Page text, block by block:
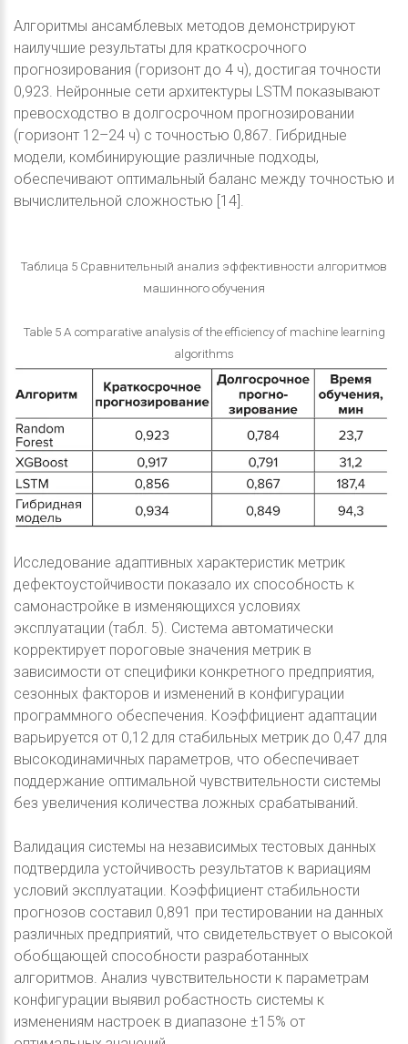
Алгоритмы ансамблевых методов демонстрируют
наилучшие результаты для краткосрочного
прогнозирования (горизонт до 4 ч), достигая точности
0,923. Нейронные сети архитектуры LSTM показывают
превосходство в долгосрочном прогнозировании
(горизонт 12–24 ч) с точностью 0,867. Гибридные
модели, комбинирующие различные подходы,
обеспечивают оптимальный баланс между точностью и
вычислительной сложностью [14].
Таблица 5 Сравнительный анализ эффективности алгоритмов
машинного обучения
Table 5 A comparative analysis of the efficiency of machine learning
algorithms
Исследование адаптивных характеристик метрик
дефектоустойчивости показало их способность к
самонастройке в изменяющихся условиях
эксплуатации (табл. 5). Система автоматически
корректирует пороговые значения метрик в
зависимости от специфики конкретного предприятия,
сезонных факторов и изменений в конфигурации
программного обеспечения. Коэффициент адаптации
варьируется от 0,12 для стабильных метрик до 0,47 для
высокодинамичных параметров, что обеспечивает
поддержание оптимальной чувствительности системы
без увеличения количества ложных срабатываний.
Валидация системы на независимых тестовых данных
подтвердила устойчивость результатов к вариациям
условий эксплуатации. Коэффициент стабильности
прогнозов составил 0,891 при тестировании на данных
различных предприятий, что свидетельствует о высокой
обобщающей способности разработанных
алгоритмов. Анализ чувствительности к параметрам
конфигурации выявил робастность системы к
изменениям настроек в диапазоне ±15% от